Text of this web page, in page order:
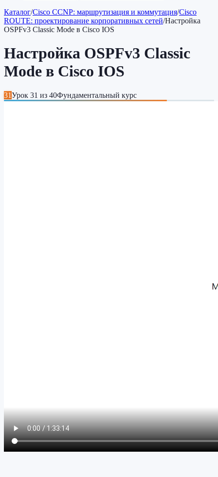
Каталог/Cisco CCNP: маршрутизация и коммутация/Cisco
ROUTE: проектирование корпоративных сетей/Настройка
OSPFv3 Classic Mode в Cisco IOS
Настройка OSPFv3 Classic
Mode в Cisco IOS
31Урок 31 из 40Фундаментальный курс